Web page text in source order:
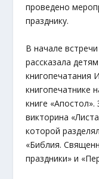
проведено
празднику.
В начале
рассказала
книгопечатания
книгопечатнике
книге
викторина
которой
«Библия.
праздники» и